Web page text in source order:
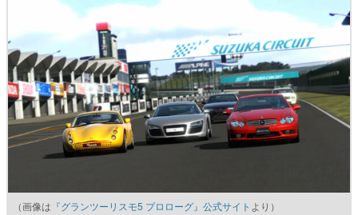
（画像は 『グランツーリスモ5 プロローグ』公式サイト より）